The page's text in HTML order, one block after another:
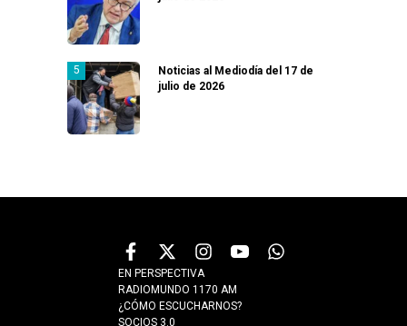
Noticias al Mediodía del 17 de
julio de 2026
EN PERSPECTIVA
RADIOMUNDO 1170 AM
¿CÓMO ESCUCHARNOS?
SOCIOS 3.0